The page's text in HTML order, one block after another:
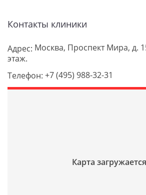
Контакты клиники
Адрес: Москва, Проспект Мира, д.
этаж.
Телефон: +7 (495) 988-32-31